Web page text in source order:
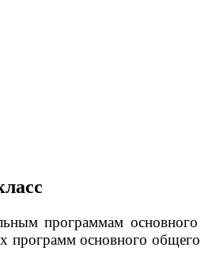
программам
программ основного